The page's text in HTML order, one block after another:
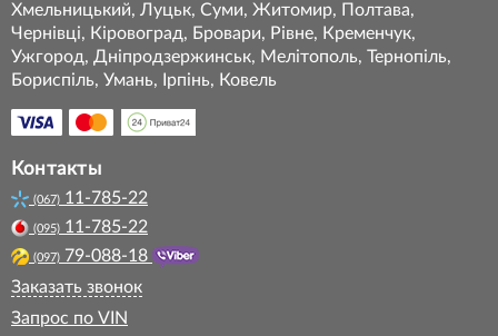
Хмельницький, Луцьк, Суми, Житомир, Полтава,
Чернівці, Кіровоград, Бровари, Рівне, Кременчук,
Ужгород, Дніпродзержинськ, Мелітополь, Тернопіль,
Бориспіль, Умань, Ірпінь, Ковель
Контакты
(067) 11-785-22
(095) 11-785-22
(097) 79-088-18
Заказать звонок
Запрос по VIN